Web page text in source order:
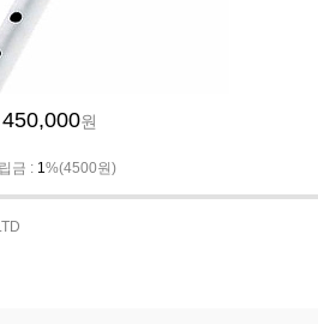
450,000원
금 : 1%(4500원)